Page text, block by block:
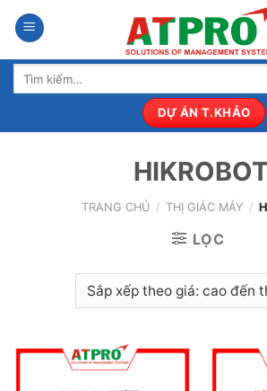
qua
nội
dung
Tìm
DỰ ÁN T.KHẢO
TRANG CHỦ / THỊ GIÁC MÁY /
LỌC